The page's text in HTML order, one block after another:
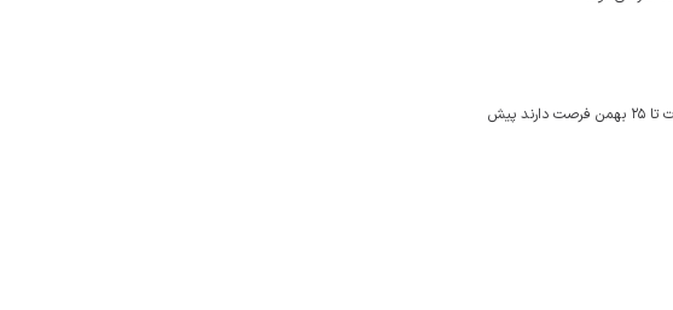
مدیر کل عتبات عالیات سازمان حج و زیارت از آغاز پیش ثبت نام‌های نوروزی عتبات عالیات از امروز خبر داد و گفت: متقاضیان اعزام به عتبات عالیات تا ۲۵ بهمن فرصت دارند پیش